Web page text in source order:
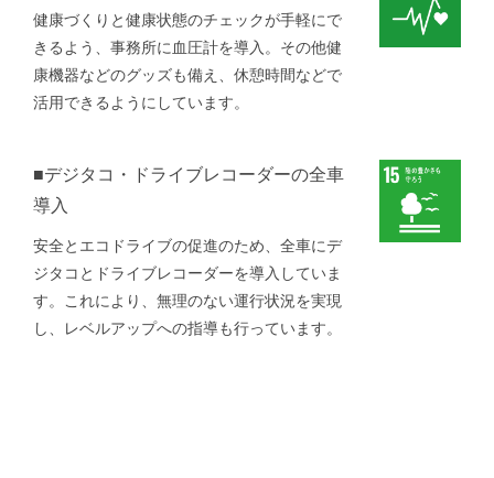
健康づくりと健康状態のチェックが手軽にで
きるよう、事務所に血圧計を導入。その他健
康機器などのグッズも備え、休憩時間などで
活用できるようにしています。
■デジタコ・ドライブレコーダーの全車
導入
安全とエコドライブの促進のため、全車にデ
ジタコとドライブレコーダーを導入していま
す。これにより、無理のない運行状況を実現
し、レベルアップへの指導も行っています。